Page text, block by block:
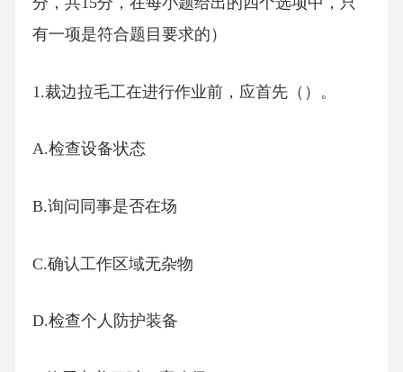
有一项是符合题目要求的）
1.裁边拉毛工在进行作业前，应首先（）。
A.检查设备状态
B.询问同事是否在场
C.确认工作区域无杂物
D.检查个人防护装备